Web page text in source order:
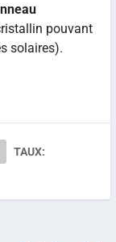
pouvant
solaires).
TAUX: